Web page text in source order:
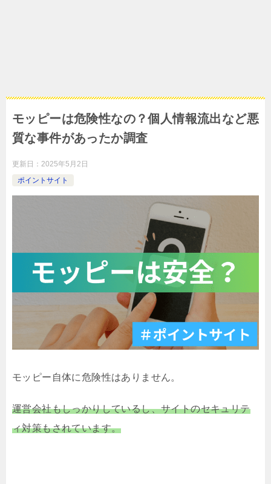
モッピーは危険性なの？個人情報流出など悪
質な事件があったか調査
更新日： 2025年5月2日
ポイントサイト
モッピー自体に危険性はありません。
運営会社もしっかりしているし、サイトのセキュリテ
ィ対策もされています。